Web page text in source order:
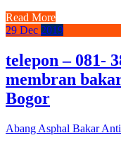
Read More
29 Dec 2019
telepon – 081-
membran
Bogor
Abang Asphal Bakar